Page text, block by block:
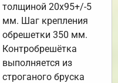
толщиной 20х95+/-5
мм. Шаг крепления
обрешетки 350 мм.
Контробрешётка
выполняется из
строганого бруска